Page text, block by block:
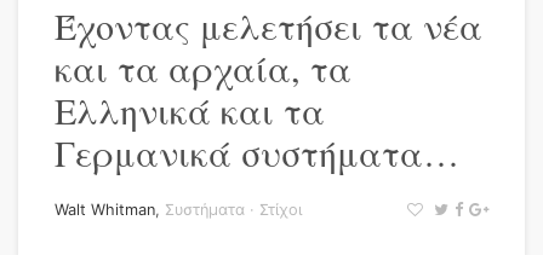
Έχοντας μελετήσει τα νέα
και τα αρχαία, τα
Ελληνικά και τα
Γερμανικά συστήματα…
Walt Whitman, Συστήματα · Στίχοι